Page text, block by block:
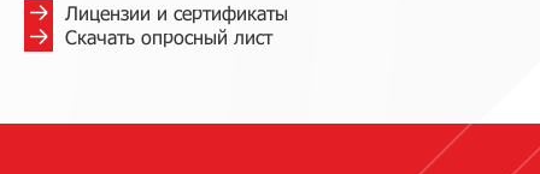
Лицензии и сертификаты
Скачать опросный лист